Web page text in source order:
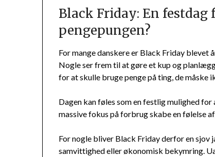
Black Friday: En
pengepungen?
For mange danskere er Black Friday
Nogle ser frem til at gøre et kup og
for at skulle bruge penge på ting, de måske
Dagen kan føles som en festlig mulighed
massive fokus på forbrug skabe en følelse
For nogle bliver Black Friday derfor en sjov
samvittighed eller økonomisk bekymring.